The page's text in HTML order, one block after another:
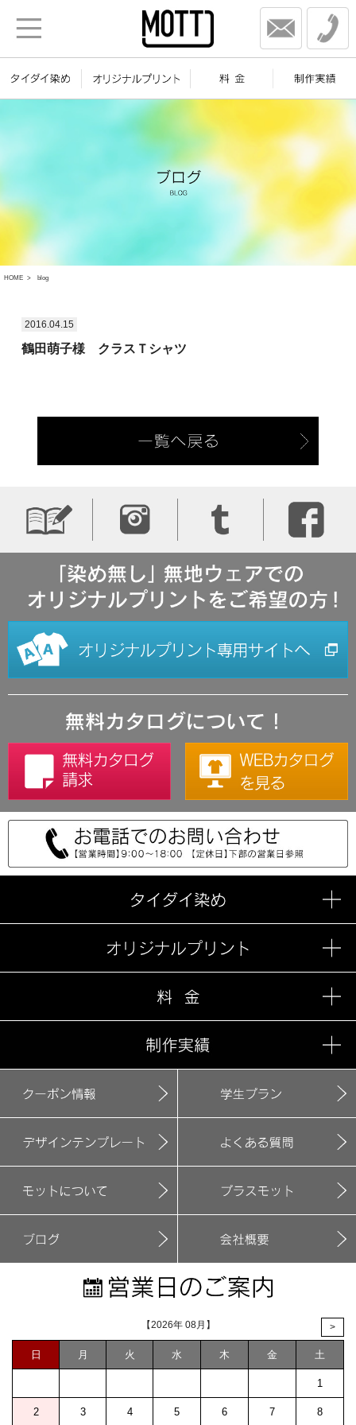
HOME blog
2016.04.15
鶴田萌子様 クラスＴシャツ
【2026年 08月】 >
日 月 火 水 木 金 土
1
2 3 4 5 6 7 8